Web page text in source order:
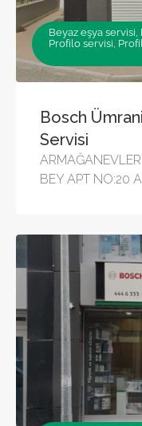
Beyaz eşya servisi,
Profilo servisi,
Bosch
Servisi
BEY APT NO:20